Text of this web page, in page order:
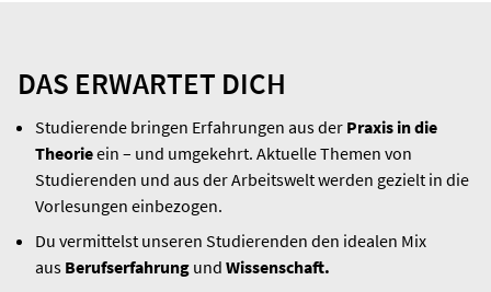
DAS ERWARTET DICH
Studierende bringen Erfahrungen aus der Praxis in die
Theorieein – und umgekehrt. Aktuelle Themen von
Studierenden und aus der Arbeitswelt werden gezielt in die
Vorlesungen einbezogen.
Du vermittelst unseren Studierenden den idealen Mix
aus Berufserfahrung und Wissenschaft.